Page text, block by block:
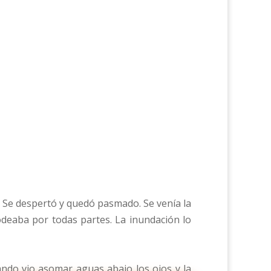
despertó y quedó pasmado. Se venía la
por todas partes. La inundación lo